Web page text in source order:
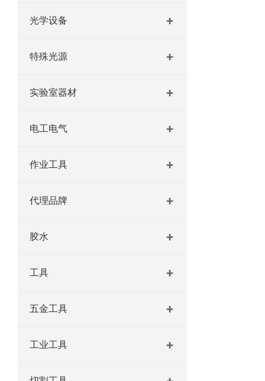
光学设备
特殊光源
实验室器材
电工电气
作业工具
代理品牌
胶水
工具
五金工具
工业工具